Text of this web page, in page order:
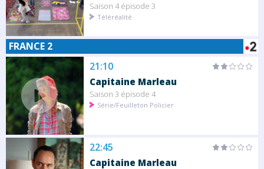
Saison 4 épisode 3
Téléréalité
FRANCE 2
21:10
Capitaine Marleau
Saison 3 épisode 4
Série/Feuilleton Policier
22:45
Capitaine Marleau